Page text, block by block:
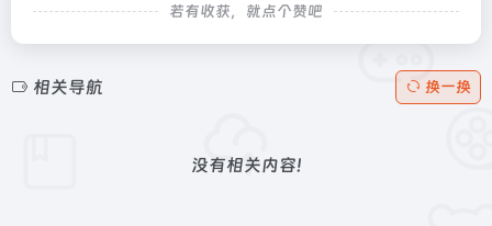
若有收获，就点个赞吧
相关导航 换一换
没有相关内容!